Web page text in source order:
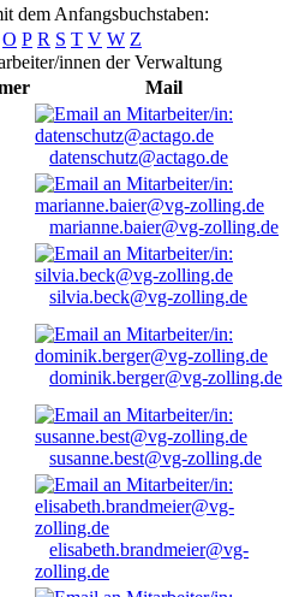
dem Anfangsbuchstaben:
O P R S T V W Z
innen der Verwaltung
Mail
datenschutz@actago.de
marianne.baier@vg-zolling.de
silvia.beck@vg-zolling.de
dominik.berger@vg-zolling.de
susanne.best@vg-zolling.de
elisabeth.brandmeier@vg-
zolling.de